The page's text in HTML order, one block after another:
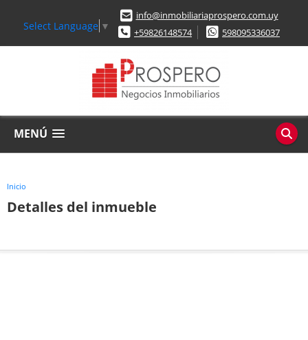
Select Language ▼
info@inmobiliariaprospero.com.uy
+59826148574
598095336037
MENÚ
Inicio
Detalles del inmueble